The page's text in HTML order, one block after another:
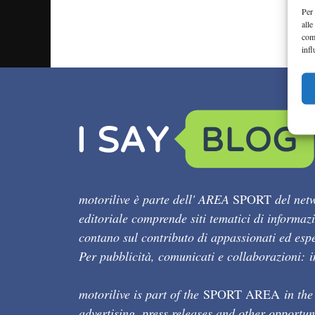
motorilive è parte dell' AREA SPORT del
editoriale comprende siti tematici di
contano sul contributo di appassionati ed
Per pubblicità, comunicati e collaborazioni:
motorilive is part of the SPORT AREA in